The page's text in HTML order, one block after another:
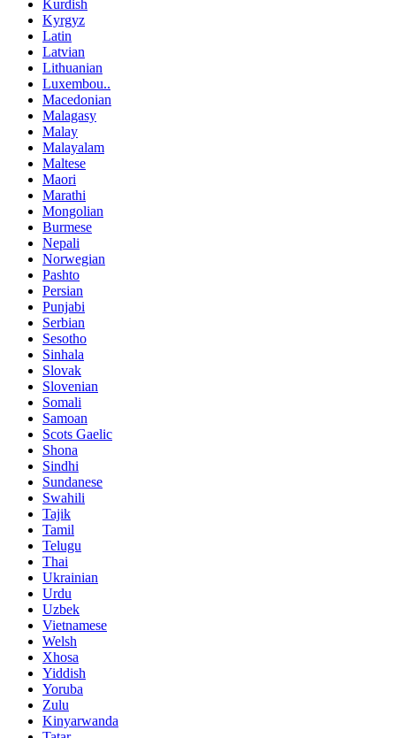
Kurdish
Kyrgyz
Latin
Latvian
Lithuanian
Luxembou..
Macedonian
Malagasy
Malay
Malayalam
Maltese
Maori
Marathi
Mongolian
Burmese
Nepali
Norwegian
Pashto
Persian
Punjabi
Serbian
Sesotho
Sinhala
Slovak
Slovenian
Somali
Samoan
Scots Gaelic
Shona
Sindhi
Sundanese
Swahili
Tajik
Tamil
Telugu
Thai
Ukrainian
Urdu
Uzbek
Vietnamese
Welsh
Xhosa
Yiddish
Yoruba
Zulu
Kinyarwanda